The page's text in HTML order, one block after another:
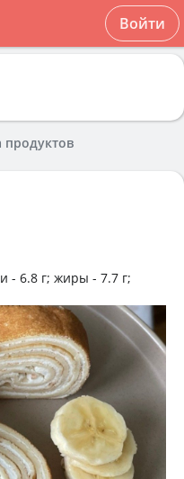
Войти
продуктов
- 6.8 г; жиры - 7.7 г;